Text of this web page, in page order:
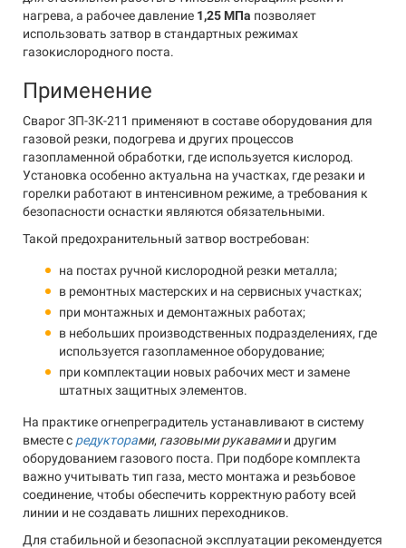
нагрева, а рабочее давление 1,25 МПа позволяет
использовать затвор в стандартных режимах
газокислородного поста.
Применение
Сварог ЗП-3К-211 применяют в составе оборудования для
газовой резки, подогрева и других процессов
газопламенной обработки, где используется кислород.
Установка особенно актуальна на участках, где резаки и
горелки работают в интенсивном режиме, а требования к
безопасности оснастки являются обязательными.
Такой предохранительный затвор востребован:
на постах ручной кислородной резки металла;
в ремонтных мастерских и на сервисных участках;
при монтажных и демонтажных работах;
в небольших производственных подразделениях, где
используется газопламенное оборудование;
при комплектации новых рабочих мест и замене
штатных защитных элементов.
На практике огнепреградитель устанавливают в систему
вместе с редукторами, газовыми рукавамии другим
оборудованием газового поста. При подборе комплекта
важно учитывать тип газа, место монтажа и резьбовое
соединение, чтобы обеспечить корректную работу всей
линии и не создавать лишних переходников.
Для стабильной и безопасной эксплуатации рекомендуется